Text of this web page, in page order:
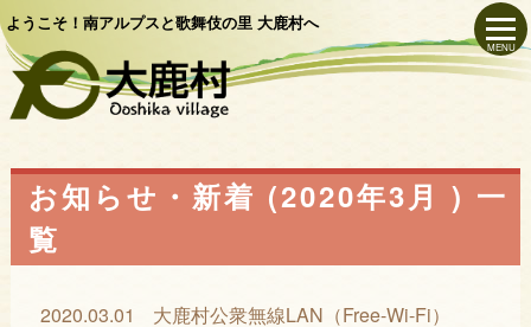
ようこそ！南アルプスと歌舞伎の里 大鹿村へ
MENU
お知らせ・新着 (2020年3月 ) 一
覧
2020.03.01 大鹿村公衆無線LAN（Free-Wi-Fi）